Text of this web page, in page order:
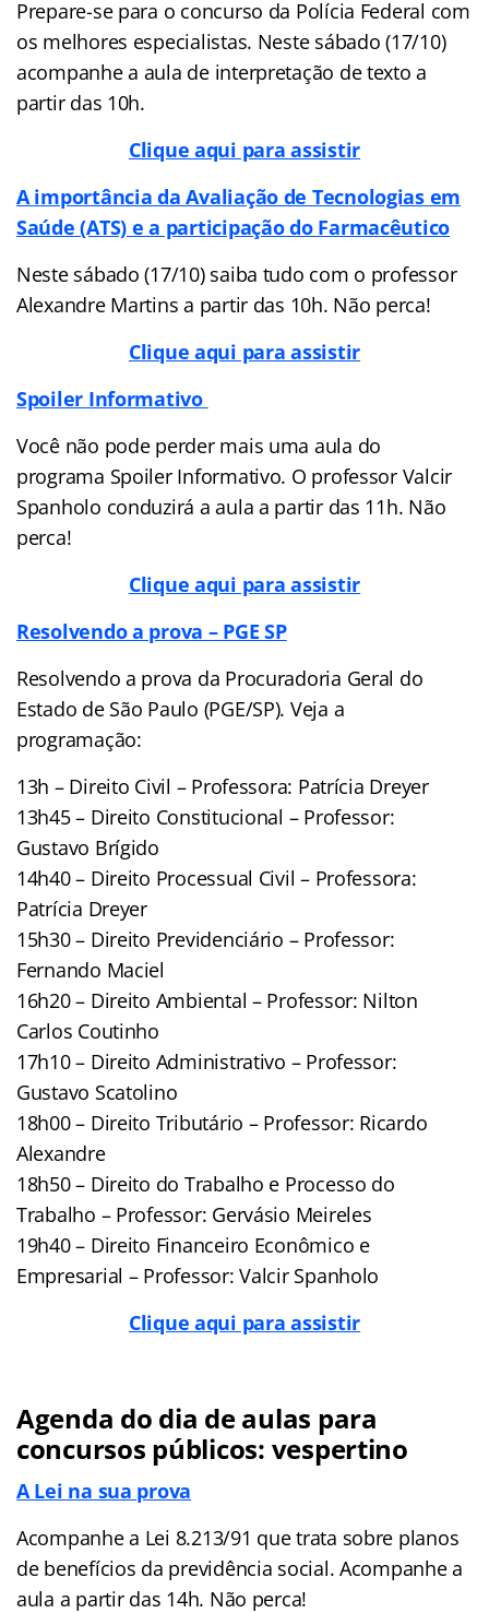
Prepare-se para o concurso da Polícia Federal com
os melhores especialistas. Neste sábado (17/10)
acompanhe a aula de interpretação de texto a
partir das 10h.
Clique aqui para assistir
A importância da Avaliação de Tecnologias em
Saúde (ATS) e a participação do Farmacêutico
Neste sábado (17/10) saiba tudo com o professor
Alexandre Martins a partir das 10h. Não perca!
Clique aqui para assistir
Spoiler Informativo
Você não pode perder mais uma aula do
programa Spoiler Informativo. O professor Valcir
Spanholo conduzirá a aula a partir das 11h. Não
perca!
Clique aqui para assistir
Resolvendo a prova – PGE SP
Resolvendo a prova da Procuradoria Geral do
Estado de São Paulo (PGE/SP). Veja a
programação:
13h – Direito Civil – Professora: Patrícia Dreyer
13h45 – Direito Constitucional – Professor:
Gustavo Brígido
14h40 – Direito Processual Civil – Professora:
Patrícia Dreyer
15h30 – Direito Previdenciário – Professor:
Fernando Maciel
16h20 – Direito Ambiental – Professor: Nilton
Carlos Coutinho
17h10 – Direito Administrativo – Professor:
Gustavo Scatolino
18h00 – Direito Tributário – Professor: Ricardo
Alexandre
18h50 – Direito do Trabalho e Processo do
Trabalho – Professor: Gervásio Meireles
19h40 – Direito Financeiro Econômico e
Empresarial – Professor: Valcir Spanholo
Clique aqui para assistir
Agenda do dia de aulas para
concursos públicos: vespertino
A Lei na sua prova
Acompanhe a Lei 8.213/91 que trata sobre planos
de benefícios da previdência social. Acompanhe a
aula a partir das 14h. Não perca!